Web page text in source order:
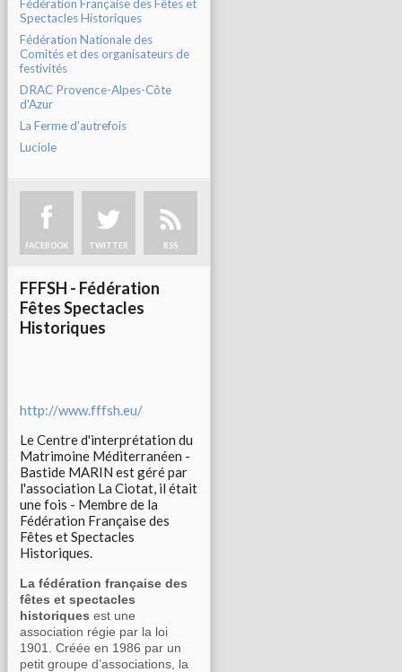
Fédération Française des Fêtes et
Spectacles Historiques
Fédération Nationale des
Comités et des organisateurs de
festivités
DRAC Provence-Alpes-Côte
d'Azur
La Ferme d'autrefois
Luciole
FACEBOOK TWITTER RSS
FFFSH - Fédération
Fêtes Spectacles
Historiques
http://www.fffsh.eu/
Le Centre d'interprétation du
Matrimoine Méditerranéen -
Bastide MARIN est géré par
l'association La Ciotat, il était
une fois - Membre de la
Fédération Française des
Fêtes et Spectacles
Historiques.
La fédération française des
fêtes et spectacles
historiques est une
association régie par la loi
1901. Créée en 1986 par un
petit groupe d’associations, la